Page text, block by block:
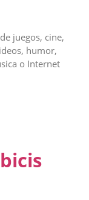
juegos, cine,
humor,
o Internet